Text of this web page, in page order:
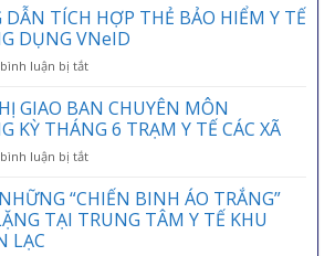
ỨNG
NGÀY
BẢO
HIỂM
TẾ
VIỆT
01/7:
HIỂM
Y
DẪN TÍCH HỢP THẺ BẢO HIỂM Y TẾ
DỤNG VNeID
luận bị tắtở
DẪN
TÍCH
HỢP
THẺ
HIỂM
Y
GIAO BAN CHUYÊN MÔN
KỲ THÁNG 6 TRẠM Y TẾ CÁC XÃ
luận bị tắtở
NGHỊ
GIAO
BAN
“CHIẾN BINH ÁO TRẮNG”
TẠI TRUNG TÂM Y TẾ KHU
LẠC